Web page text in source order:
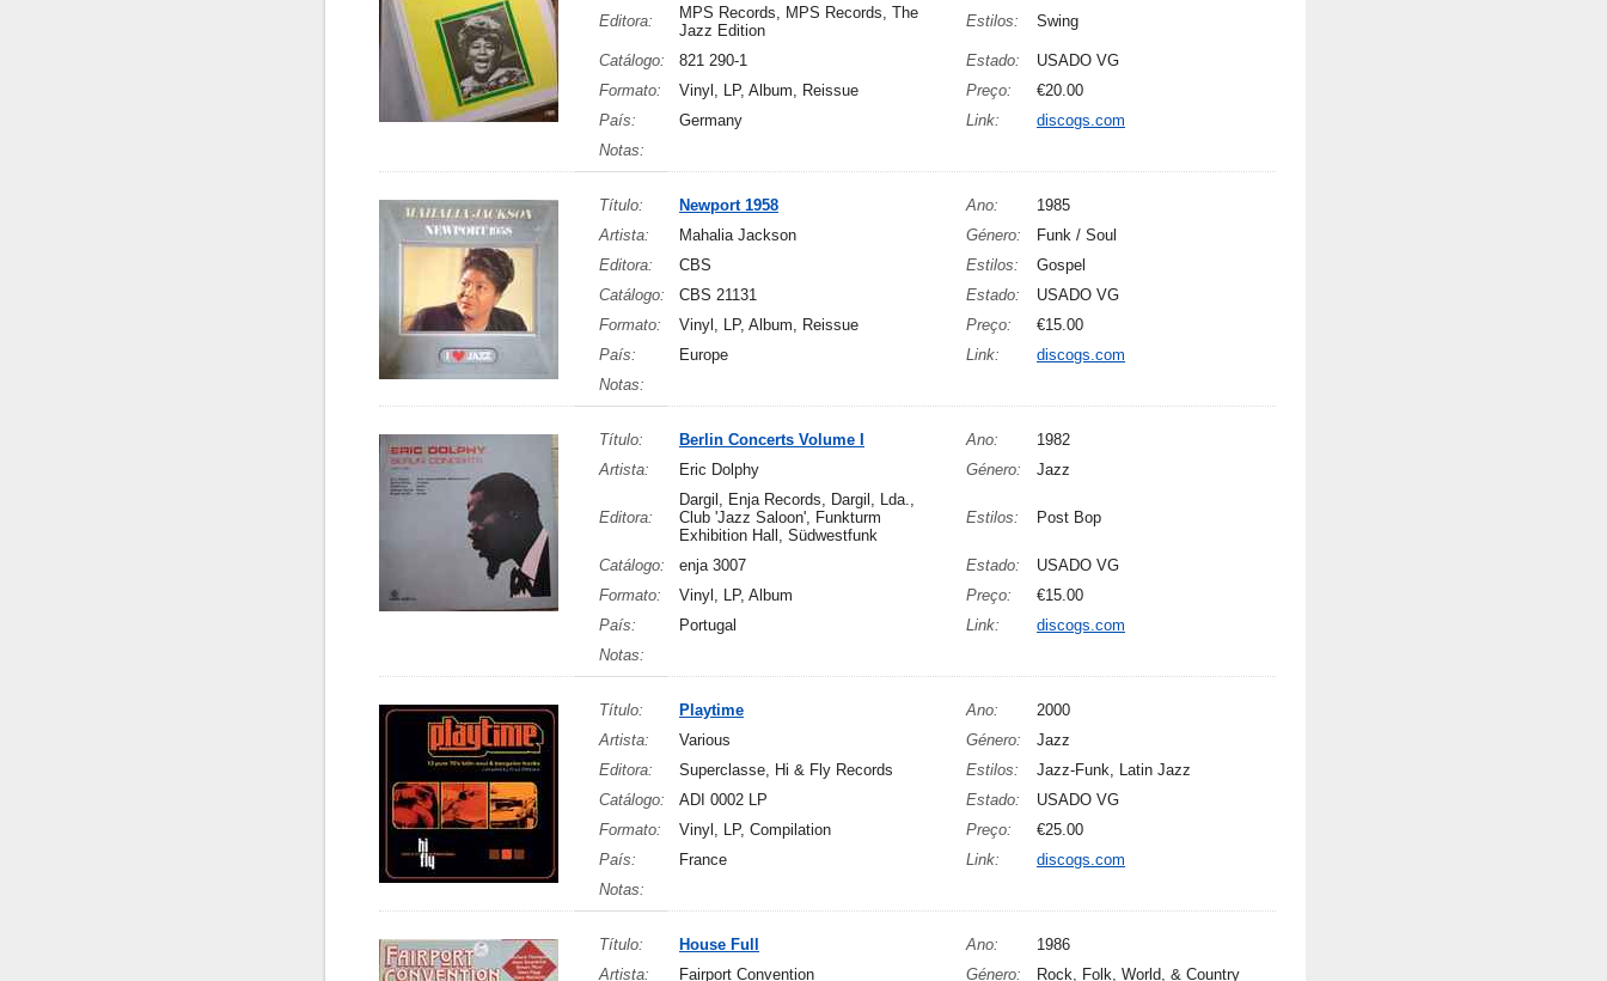
Editora:
MPS Records, MPS Records, The
Jazz Edition
Estilos: Swing
Catálogo: 821 290-1 Estado:
USADO VG
Formato:
Vinyl, LP, Album, Reissue Preço:
€20.00
País:
Germany Link:
discogs.com
Notas:
Título: Newport 1958 Ano:
1985
Artista:
Mahalia Jackson Género:
Funk / Soul
Editora:
CBS Estilos:
Gospel
Catálogo:
CBS 21131 Estado:
USADO VG
Formato:
Vinyl, LP, Album, Reissue Preço:
€15.00
País:
Europe Link:
discogs.com
Notas:
Título: Berlin Concerts Volume I Ano:
1982
Artista:
Eric Dolphy Género: Jazz
Editora:
Dargil, Enja Records, Dargil, Lda.,
Club 'Jazz Saloon', Funkturm
Exhibition Hall, Südwestfunk
Estilos: Post Bop
Catálogo: enja 3007 Estado:
USADO VG
Formato:
Vinyl, LP, Album Preço:
€15.00
País:
Portugal Link:
discogs.com
Notas:
Título: Playtime Ano:
2000
Artista:
Various Género:
Jazz
Editora:
Superclasse, Hi & Fly Records Estilos:
Jazz-Funk, Latin Jazz
Catálogo:
ADI 0002 LP Estado:
USADO VG
Formato:
Vinyl, LP, Compilation Preço:
€25.00
País:
France Link:
discogs.com
Notas:
Título: House Full Ano:
1986
Artista:
Fairport Convention Género: Rock, Folk, World, & Country